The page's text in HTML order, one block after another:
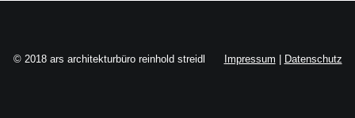
© 2018 ars architekturbüro reinhold streidl Impressum Datenschutz